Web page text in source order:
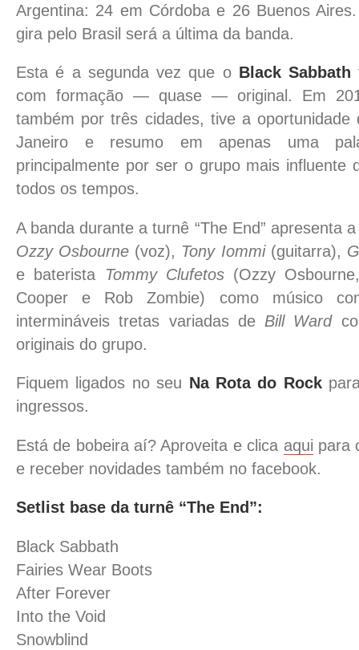
Argentina: 24 em Córdoba e 26 Buenos
gira pelo Brasil será a última da banda.
Esta é a segunda vez que o Black Sabbath
com formação — quase — original. Em
também por três cidades, tive a oportunidade
Janeiro e resumo em apenas uma
principalmente por ser o grupo mais influente
todos os tempos.
A banda durante a turnê “The End” apresenta
Ozzy Osbourne (voz), Tony Iommi(guitarra),
e baterista
Tommy Clufetos(Ozzy
Cooper e Rob Zombie) como músico
intermináveis tretas variadas de Bill Ward
originais do grupo.
Fiquem ligados no seu Na Rota do Rock
ingressos.
Está de bobeira aí? Aproveita e clica aqui para
e receber novidades também no facebook.
Setlist base da turnê “The End”:
Black Sabbath
Fairies Wear Boots
After Forever
Into the Void
Snowblind